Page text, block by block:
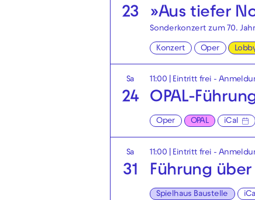
23 »Aus tiefer
Sonderkonzert zum 70.
Konzert Oper
Sa
24
11:00 Eintritt frei -
OPAL-
Oper OPAL iCal
Sa
31
11:00 Eintritt frei -
Führung
Spielhaus Baustelle